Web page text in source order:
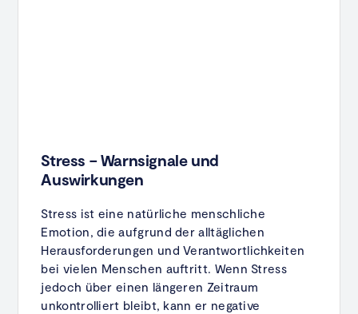
Stress – Warnsignale und
Auswirkungen
Stress ist eine natürliche menschliche
Emotion, die aufgrund der alltäglichen
Herausforderungen und Verantwortlichkeiten
bei vielen Menschen auftritt. Wenn Stress
jedoch über einen längeren Zeitraum
unkontrolliert bleibt, kann er negative